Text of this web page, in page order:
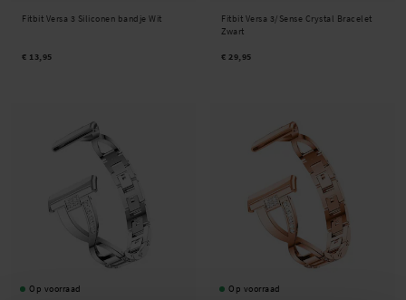
Fitbit Versa 3 Siliconen bandje Wit
€ 13,95
Fitbit Versa 3/Sense Crystal Bracelet
Zwart
€ 29,95
Op voorraad Op voorraad